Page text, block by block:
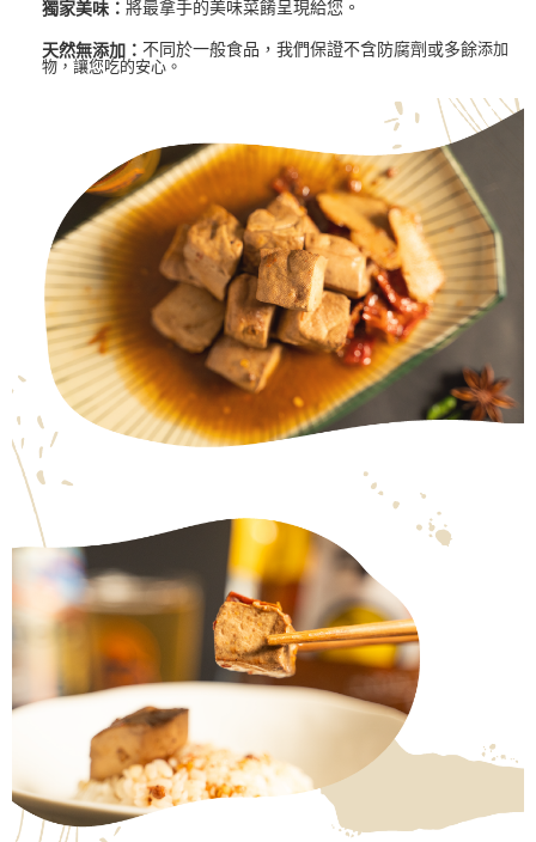
獨家美味： 將最拿手的美味菜餚呈現給您。
天然無添加： 不同於一般食品，我們保證不含防腐劑或多餘添加
物，讓您吃的安心。